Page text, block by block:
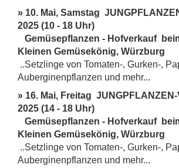
» 10. Mai, Samstag
2025 (10 - 18 Uhr)
Gemüsepflanzen - Hofverkauf
Kleinen Gemüsekönig, Würzburg
..Setzlinge von Tomaten-, Gurken-,
Auberginenpflanzen und mehr...
» 16. Mai, Freitag
2025 (14 - 18 Uhr)
Gemüsepflanzen - Hofverkauf
Kleinen Gemüsekönig, Würzburg
..Setzlinge von Tomaten-, Gurken-,
Auberginenpflanzen und mehr...